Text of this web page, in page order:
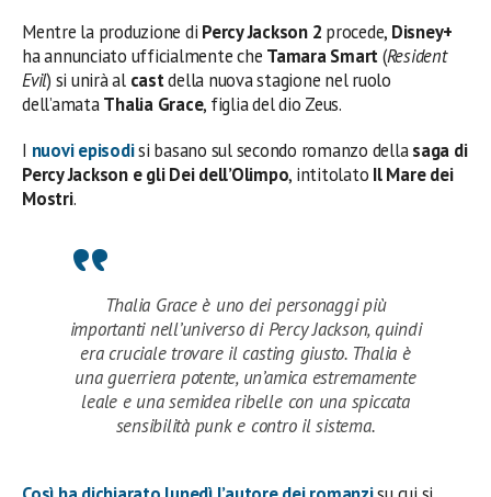
Mentre la produzione di Percy Jackson 2 procede, Disney+
ha annunciato ufficialmente che Tamara Smart(Resident
Evil) si unirà al castdella nuova stagione nel ruolo
dell’amataThalia Grace, figlia del dio Zeus.
I nuovi episodisi basano sul secondo romanzo dellasaga di
Percy Jackson e gli Dei dell’Olimpo, intitolato Il Mare dei
Mostri.
Thalia Grace è uno dei personaggi più
importanti nell’universo di Percy Jackson, quindi
era cruciale trovare il casting giusto. Thalia è
una guerriera potente, un’amica estremamente
leale e una semidea ribelle con una spiccata
sensibilità punk e contro il sistema.